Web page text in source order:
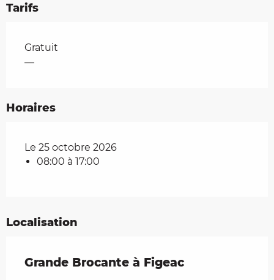
Tarifs
Tarifs 2026
Gratuit
—
Horaires
Le 25 octobre 2026
08:00 à 17:00
Localisation
Grande Brocante à Figeac